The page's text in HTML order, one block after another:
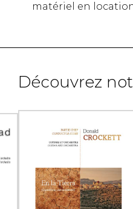
matériel en
Découvrez